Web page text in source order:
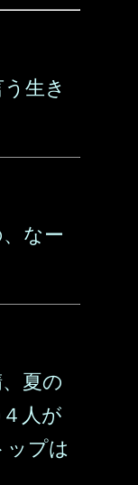
生き
なー
夏の
人が
ップは